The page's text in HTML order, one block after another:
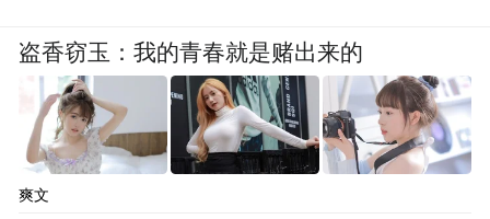
盗香窃玉：我的青春就是赌出来的
爽文